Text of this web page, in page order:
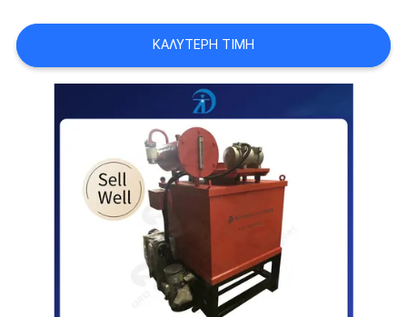
ΠΕΡΙΠΤΏΣΕΙΣ
SITEMAP
PRIVACY
ΚΑΛΎΤΕΡΗ ΤΙΜΉ